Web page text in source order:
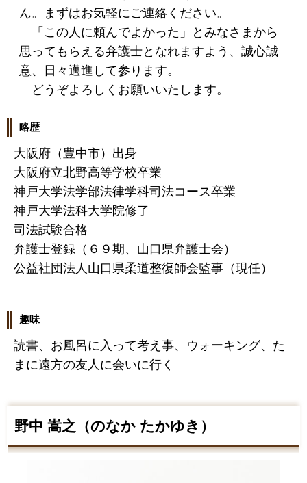
ん。まずはお気軽にご連絡ください。
「この人に頼んでよかった」とみなさまから
思ってもらえる弁護士となれますよう、誠心誠
意、日々邁進して参ります。
どうぞよろしくお願いいたします。
略歴
大阪府（豊中市）出身
大阪府立北野高等学校卒業
神戸大学法学部法律学科司法コース卒業
神戸大学法科大学院修了
司法試験合格
弁護士登録（６９期、山口県弁護士会）
公益社団法人山口県柔道整復師会監事（現任）
趣味
読書、お風呂に入って考え事、ウォーキング、た
まに遠方の友人に会いに行く
野中 嵩之（のなか たかゆき）